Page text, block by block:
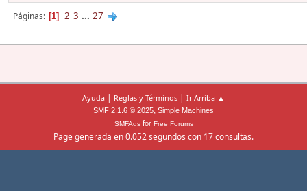
Páginas 1 2 3 ... 27
Ayuda | Reglas y Términos | Ir Arriba ▲
SMF 2.1.6 © 2025, Simple Machines
SMFAdsfor Free Forums
Page generada en 0.052 segundos con 17 consultas.